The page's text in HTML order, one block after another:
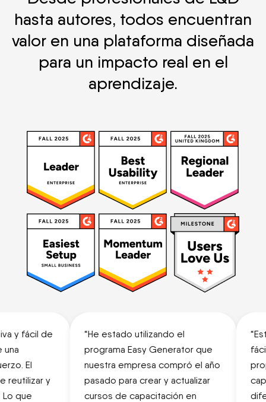
hasta autores, todos encuentran
valor en una plataforma diseñada
para un impacto real en el
aprendizaje.
y fácil de
El
y
que
“He estado utilizando el
programa Easy Generator que
nuestra empresa compró el año
pasado para crear y actualizar
cursos de capacitación en